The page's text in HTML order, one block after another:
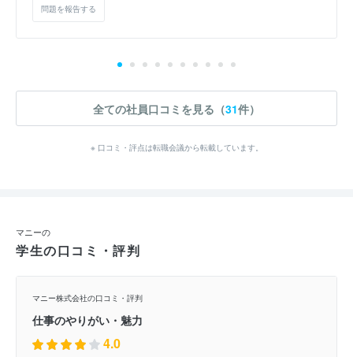
問題を報告する
全ての社員口コミを見る（31件）
※ 口コミ・評点は転職会議から転載しています。
マニーの
学生の口コミ・評判
マニー株式会社の口コミ・評判
仕事のやりがい・魅力
4.0